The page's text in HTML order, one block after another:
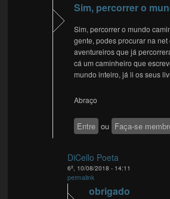
Sim, percorrer o
Sim, percorrer o mundo
gente, podes procurar na
aventureiros que já
cá um caminheiro que
mundo inteiro, já li os seus
Abraço
Entre ou Faça-se
DiCello Poeta
6ª, 10/08/2018 - 14:11
permalink
obrigado